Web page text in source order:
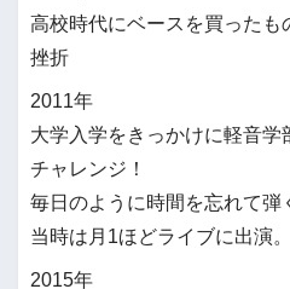
高校時代にベースを買ったも
挫折
2011年
大学入学をきっかけに軽音
チャレンジ！
毎日のように時間を忘れて弾
当時は月1ほどライブに出演。
2015年